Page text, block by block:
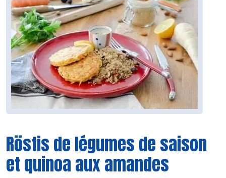
Röstis de légumes de saison
et quinoa aux amandes